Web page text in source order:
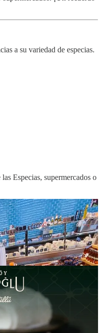
a su variedad de especias.
Especias, supermercados o